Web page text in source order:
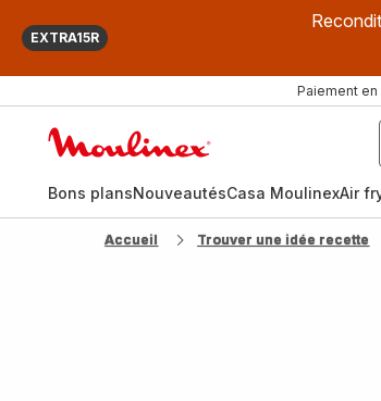
EXTRA15R
Paiement
Bons plansNouveautésCasa MoulinexAir
Accueil Trouver une idée recette